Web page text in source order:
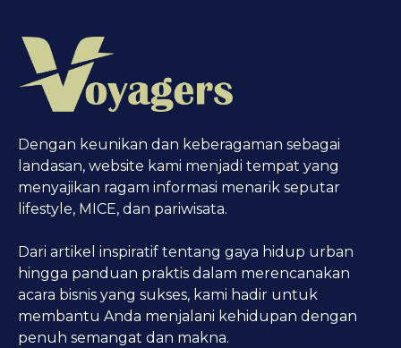
Dengan keunikan dan keberagaman sebagai
landasan, website kami menjadi tempat yang
menyajikan ragam informasi menarik seputar
lifestyle, MICE, dan pariwisata.
Dari artikel inspiratif tentang gaya hidup urban
hingga panduan praktis dalam merencanakan
acara bisnis yang sukses, kami hadir untuk
membantu Anda menjalani kehidupan dengan
penuh semangat dan makna.